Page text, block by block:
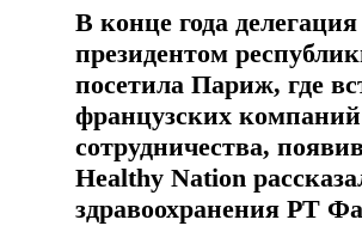
В конце года
президентом
посетила Париж, где
французских
сотрудничества,
Healthy Nation
здравоохранения РТ